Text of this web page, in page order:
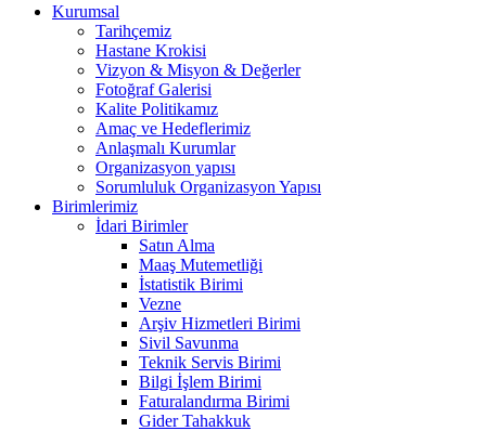
Kurumsal
Tarihçemiz
Hastane Krokisi
Vizyon & Misyon & Değerler
Fotoğraf Galerisi
Kalite Politikamız
Amaç ve Hedeflerimiz
Anlaşmalı Kurumlar
Organizasyon yapısı
Sorumluluk Organizasyon Yapısı
Birimlerimiz
İdari Birimler
Satın Alma
Maaş Mutemetliği
İstatistik Birimi
Vezne
Arşiv Hizmetleri Birimi
Sivil Savunma
Teknik Servis Birimi
Bilgi İşlem Birimi
Faturalandırma Birimi
Gider Tahakkuk